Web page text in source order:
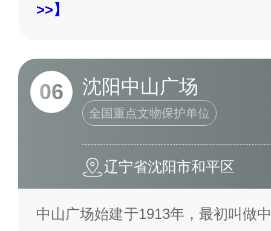
>>】
06 沈阳中山广场
全国重点文物保护单位
辽宁省沈阳市和平区
中山广场始建于1913年，最初叫做